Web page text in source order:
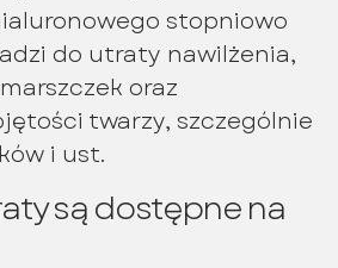
stopniowo
do utraty nawilżenia,
oraz
twarzy, szczególnie
i ust.
są dostępne na